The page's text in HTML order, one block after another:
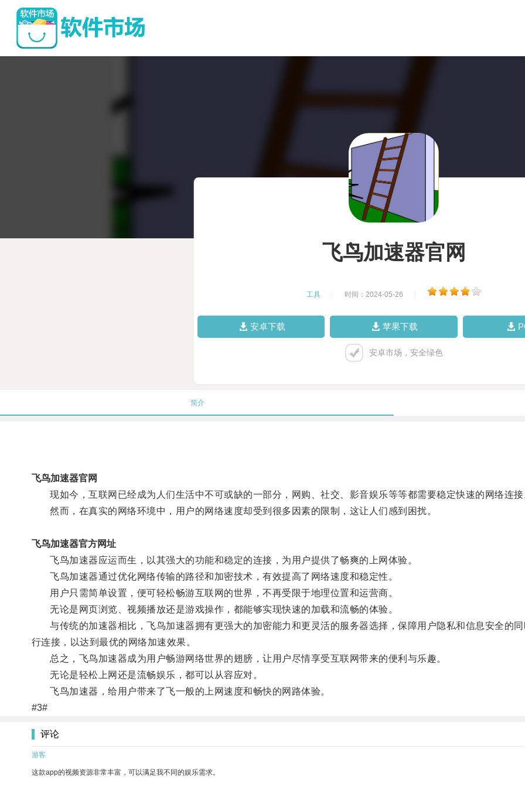
飞鸟加速器官网
工具 时间：2024-05-26
安卓下载 苹果下载
安卓市场，安全绿色
简介
飞鸟加速器官网
现如今，互联网已经成为人们生活中不可或缺的一部分，网购、社交、影音娱乐等等都需要稳定快速的网络连接
然而，在真实的网络环境中，用户的网络速度却受到很多因素的限制，这让人们感到困扰。
飞鸟加速器官方网址
飞鸟加速器应运而生，以其强大的功能和稳定的连接，为用户提供了畅爽的上网体验。
飞鸟加速器通过优化网络传输的路径和加密技术，有效提高了网络速度和稳定性。
用户只需简单设置，便可轻松畅游互联网的世界，不再受限于地理位置和运营商。
无论是网页浏览、视频播放还是游戏操作，都能够实现快速的加载和流畅的体验。
与传统的加速器相比，飞鸟加速器拥有更强大的加密能力和更灵活的服务器选择，保障用户隐私和信息安全的
行连接，以达到最优的网络加速效果。
总之，飞鸟加速器成为用户畅游网络世界的翅膀，让用户尽情享受互联网带来的便利与乐趣。
无论是轻松上网还是流畅娱乐，都可以从容应对。
飞鸟加速器，给用户带来了飞一般的上网速度和畅快的网路体验。
#3#
评论
游客
这款app的视频资源非常丰富，可以满足我不同的娱乐需求。